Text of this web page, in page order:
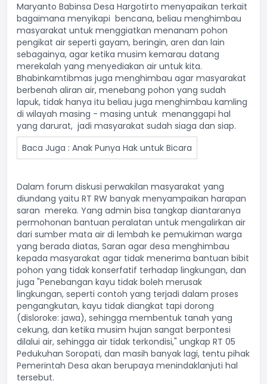
Maryanto Babinsa Desa Hargotirto menyapaikan terkait
bagaimana menyikapi bencana, beliau menghimbau
masyarakat untuk menggiatkan menanam pohon
pengikat air seperti gayam, beringin, aren dan lain
sebagainya, agar ketika musim kemarau datang
merekalah yang menyediakan air untuk kita.
Bhabinkamtibmas juga menghimbau agar masyarakat
berbenah aliran air, menebang pohon yang sudah
lapuk, tidak hanya itu beliau juga menghimbau kamling
di wilayah masing - masing untuk menanggapi hal
yang darurat, jadi masyarakat sudah siaga dan siap.
Baca Juga : Anak Punya Hak untuk Bicara
Dalam forum diskusi perwakilan masyarakat yang
diundang yaitu RT RW banyak menyampaikan harapan
saran mereka. Yang admin bisa tangkap diantaranya
permohonan bantuan peralatan untuk mengalirkan air
dari sumber mata air di lembah ke pemukiman warga
yang berada diatas, Saran agar desa menghimbau
kepada masyarakat agar tidak menerima bantuan bibit
pohon yang tidak konserfatif terhadap lingkungan, dan
juga "Penebangan kayu tidak boleh merusak
lingkungan, seperti contoh yang terjadi dalam proses
pengangkutan, kayu tidak diangkat tapi dorong
(disloroke: jawa), sehingga membentuk tanah yang
cekung, dan ketika musim hujan sangat berpontesi
dilalui air, sehingga air tidak terkondisi," ungkap RT 05
Pedukuhan Soropati, dan masih banyak lagi, tentu pihak
Pemerintah Desa akan berupaya menindaklanjuti hal
tersebut.